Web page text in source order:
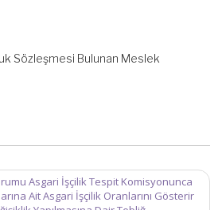
Sözleşmesi Bulunan Meslek
Asgari İşçilik Tespit Komisyonunca
Ait Asgari İşçilik Oranlarını Gösterir